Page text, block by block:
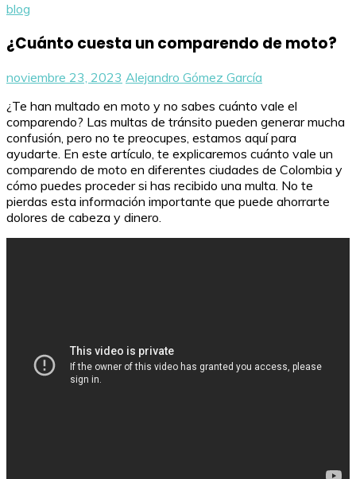
blog
¿Cuánto cuesta un comparendo de moto?
noviembre 23, 2023 Alejandro Gómez García
¿Te han multado en moto y no sabes cuánto vale el
comparendo? Las multas de tránsito pueden generar mucha
confusión, pero no te preocupes, estamos aquí para
ayudarte. En este artículo, te explicaremos cuánto vale un
comparendo de moto en diferentes ciudades de Colombia y
cómo puedes proceder si has recibido una multa. No te
pierdas esta información importante que puede ahorrarte
dolores de cabeza y dinero.